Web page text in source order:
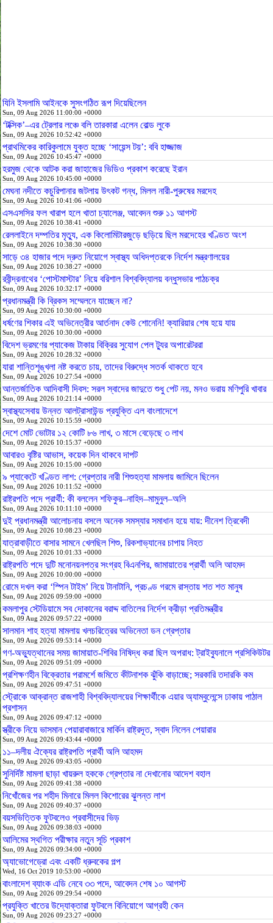
যিনি ইসলামি আইনকে সুসংগঠিত রূপ দিয়েছিলেন
Sun, 09 Aug 2026 11:00:00 +0000
‘টক্সিক’–এর ট্রেলার লঞ্চে বলি তারকারা এলেন বোল্ড লুকে
Sun, 09 Aug 2026 10:52:42 +0000
প্রাথমিকের কারিকুলামে যুক্ত হচ্ছে ‘সায়েন্স টয়’: ববি হাজ্জাজ
Sun, 09 Aug 2026 10:45:47 +0000
হরমুজ থেকে আটক করা জাহাজের ভিডিও প্রকাশ করেছে ইরান
Sun, 09 Aug 2026 10:45:00 +0000
মেঘনা নদীতে কচুরিপানার জটলায় উৎকট গন্ধ, মিলল নারী-পুরুষের মরদেহ
Sun, 09 Aug 2026 10:41:06 +0000
এসএসসির ফল খারাপ হলে খাতা চ্যালেঞ্জ, আবেদন শুরু ১১ আগস্ট
Sun, 09 Aug 2026 10:38:41 +0000
রেললাইনে দম্পতির মৃত্যু, এক কিলোমিটারজুড়ে ছড়িয়ে ছিল মরদেহের খণ্ডিত অংশ
Sun, 09 Aug 2026 10:38:30 +0000
সাড়ে ৩৪ হাজার পদে দ্রুত নিয়োগে স্বাস্থ্য অধিদপ্তরকে নির্দেশ মন্ত্রণালয়ের
Sun, 09 Aug 2026 10:38:27 +0000
রবীন্দ্রনাথের ‘পোস্টমাস্টার’ নিয়ে বরিশাল বিশ্ববিদ্যালয় বন্ধুসভার পাঠচক্র
Sun, 09 Aug 2026 10:32:17 +0000
প্রধানমন্ত্রী কি ব্রিকস সম্মেলনে যাচ্ছেন না?
Sun, 09 Aug 2026 10:30:00 +0000
ধর্ষণের শিকার এই অভিনেত্রীর আর্তনাদ কেউ শোনেনি! ক্যারিয়ার শেষ হয়ে যায়
Sun, 09 Aug 2026 10:30:00 +0000
বিদেশ ভ্রমণের প্যাকেজ টাকায় বিক্রির সুযোগ পেল ট্যুর অপারেটররা
Sun, 09 Aug 2026 10:28:32 +0000
যারা শান্তিশৃঙ্খলা নষ্ট করতে চায়, তাদের বিরুদ্ধে সতর্ক থাকতে হবে
Sun, 09 Aug 2026 10:27:54 +0000
আন্তর্জাতিক আদিবাসী দিবস: সরল স্বাদের জাদুতে শুধু পেট নয়, মনও ভরায় মণিপুরি খাবার
Sun, 09 Aug 2026 10:21:14 +0000
স্বাস্থ্যসেবায় উন্নত আলট্রাসাউন্ড প্রযুক্তি এল বাংলাদেশে
Sun, 09 Aug 2026 10:15:59 +0000
দেশে মোট ভোটার ১২ কোটি ৮৬ লাখ, ৩ মাসে বেড়েছে ৩ লাখ
Sun, 09 Aug 2026 10:15:37 +0000
আবারও বৃষ্টির আভাস, কয়েক দিন থাকবে দাপট
Sun, 09 Aug 2026 10:15:00 +0000
৯ প্যাকেটে খণ্ডিত লাশ: গ্রেপ্তার নারী শিশুহত্যা মামলায় জামিনে ছিলেন
Sun, 09 Aug 2026 10:11:52 +0000
রাষ্ট্রপতি পদে প্রার্থী: কী বললেন শফিকুর–নাহিদ–মামুনুল–অলি
Sun, 09 Aug 2026 10:11:10 +0000
দুই প্রধানমন্ত্রী আলোচনায় বসলে অনেক সমস্যার সমাধান হয়ে যায়: দীনেশ ত্রিবেদী
Sun, 09 Aug 2026 10:08:23 +0000
যাত্রাবাড়ীতে বাসার সামনে খেলছিল শিশু, রিকশাভ্যানের চাপায় নিহত
Sun, 09 Aug 2026 10:01:33 +0000
রাষ্ট্রপতি পদে দুটি মনোনয়নপত্র সংগ্রহ বিএনপির, জামায়াতের প্রার্থী অলি আহমদ
Sun, 09 Aug 2026 10:00:00 +0000
রোমে দখল করা ‘স্পিন টাইম’ নিয়ে টানাটানি, প্রচণ্ড গরমে রাস্তায় শত শত মানুষ
Sun, 09 Aug 2026 09:59:00 +0000
কমলাপুর স্টেডিয়ামে সব দোকানের বরাদ্দ বাতিলের নির্দেশ ক্রীড়া প্রতিমন্ত্রীর
Sun, 09 Aug 2026 09:57:22 +0000
সালমান শাহ হত্যা মামলায় খলচরিত্রের অভিনেতা ডন গ্রেপ্তার
Sun, 09 Aug 2026 09:53:14 +0000
গণ-অভ্যুত্থানের সময় জামায়াত-শিবির নিষিদ্ধ করা ছিল অপরাধ: ট্রাইব্যুনালে প্রসিকিউটর
Sun, 09 Aug 2026 09:51:09 +0000
প্রশিক্ষণহীন বিক্রেতার পরামর্শে জমিতে কীটনাশক ঝুঁকি বাড়াচ্ছে; সরকারি তদারকি কম
Sun, 09 Aug 2026 09:47:51 +0000
স্ট্রোকে আক্রান্ত রাজশাহী বিশ্ববিদ্যালয়ের শিক্ষার্থীকে এয়ার অ্যাম্বুলেন্সে ঢাকায় পাঠাল
প্রশাসন
Sun, 09 Aug 2026 09:47:12 +0000
স্ত্রীকে নিয়ে ভাসমান পেয়ারাবাজারে মার্কিন রাষ্ট্রদূত, স্বাদ নিলেন পেয়ারার
Sun, 09 Aug 2026 09:43:44 +0000
১১–দলীয় ঐক্যের রাষ্ট্রপতি প্রার্থী অলি আহমদ
Sun, 09 Aug 2026 09:43:05 +0000
সুনির্দিষ্ট মামলা ছাড়া খায়রুল হককে গ্রেপ্তার না দেখানোর আদেশ বহাল
Sun, 09 Aug 2026 09:41:38 +0000
নিখোঁজের পর শহীদ মিনারে মিলল কিশোরের ঝুলন্ত লাশ
Sun, 09 Aug 2026 09:40:37 +0000
বয়সভিত্তিক ফুটবলেও প্রবাসীদের ভিড়
Sun, 09 Aug 2026 09:38:03 +0000
আলিমের স্থগিত পরীক্ষার নতুন সূচি প্রকাশ
Sun, 09 Aug 2026 09:34:00 +0000
অ্যাভোগেড্রো এবং একটি ধ্রুবকের গল্প
Wed, 16 Oct 2019 10:53:00 +0000
বাংলাদেশ ব্যাংক এডি নেবে ৩৩ পদে, আবেদন শেষ ১০ আগস্ট
Sun, 09 Aug 2026 09:29:54 +0000
প্রযুক্তি খাতের উদ্যোক্তারা ফুটবলে বিনিয়োগে আগ্রহী কেন
Sun, 09 Aug 2026 09:23:27 +0000